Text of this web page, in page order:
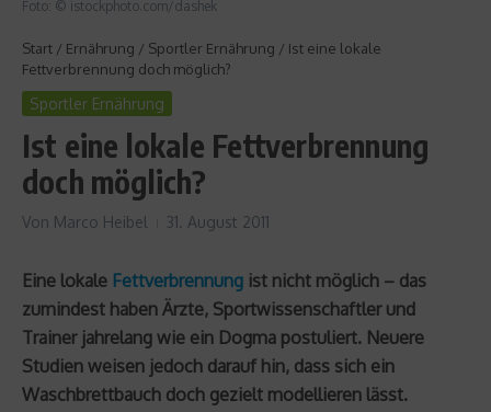
Foto: © istockphoto.com/dashek
Start / Ernährung / Sportler Ernährung / Ist eine lokale
Fettverbrennung doch möglich?
Sportler Ernährung
Ist eine lokale Fettverbrennung
doch möglich?
Von Marco Heibel 31. August 2011
Eine lokale Fettverbrennung ist nicht möglich – das
zumindest haben Ärzte, Sportwissenschaftler und
Trainer jahrelang wie ein Dogma postuliert. Neuere
Studien weisen jedoch darauf hin, dass sich ein
Waschbrettbauch doch gezielt modellieren lässt.